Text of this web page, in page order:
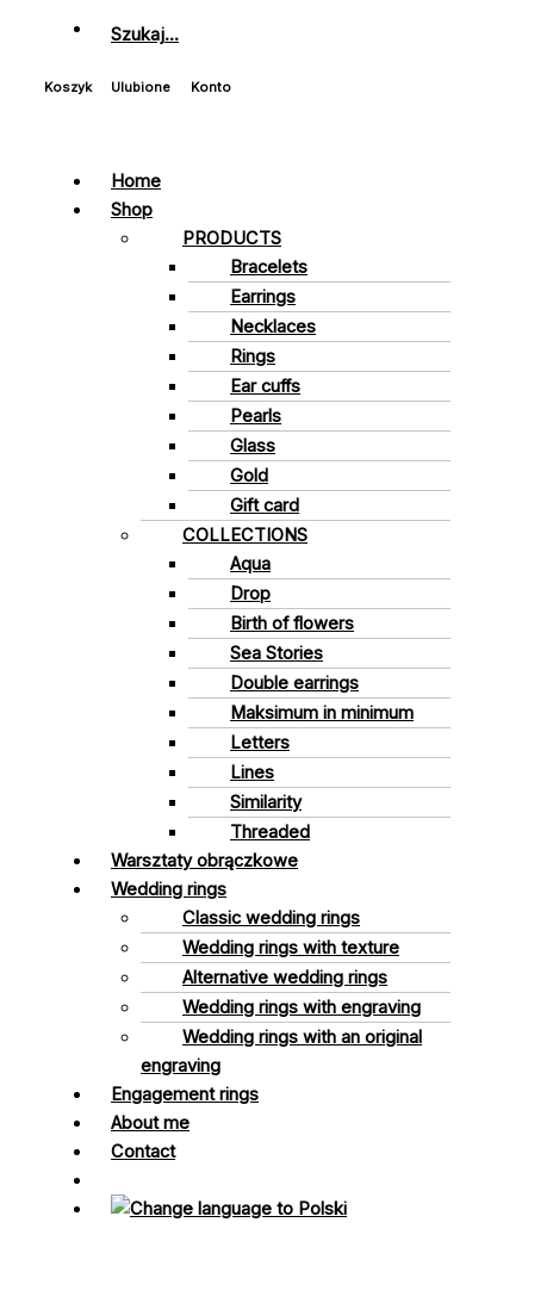
Szukaj...
Koszyk Ulubione Konto
Home
Shop
PRODUCTS
Bracelets
Earrings
Necklaces
Rings
Ear cuffs
Pearls
Glass
Gold
Gift card
COLLECTIONS
Aqua
Drop
Birth of flowers
Sea Stories
Double earrings
Maksimum in minimum
Letters
Lines
Similarity
Threaded
Warsztaty obrączkowe
Wedding rings
Classic wedding rings
Wedding rings with texture
Alternative wedding rings
Wedding rings with engraving
Wedding rings with an original
engraving
Engagement rings
About me
Contact